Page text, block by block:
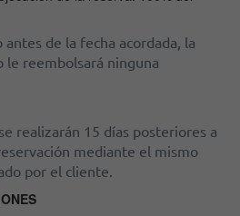
de la fecha acordada, la
le reembolsará ninguna
realizarán 15 días posteriores a
mediante el mismo
por el cliente.